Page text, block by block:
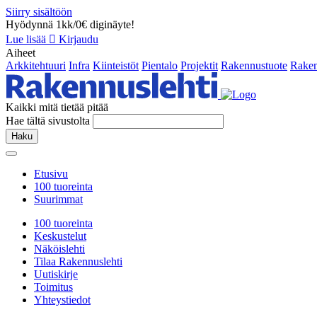
Siirry sisältöön
Hyödynnä 1kk/0€ diginäyte!
Lue lisää
Kirjaudu
Aiheet
Arkkitehtuuri Infra Kiinteistöt Pientalo Projektit Rakennustuote
Kaikki mitä tietää pitää
Hae tältä sivustolta
Haku
Etusivu
100 tuoreinta
Suurimmat
100 tuoreinta
Keskustelut
Näköislehti
Tilaa Rakennuslehti
Uutiskirje
Toimitus
Yhteystiedot